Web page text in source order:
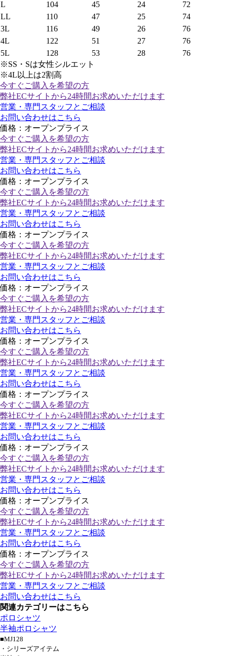
L
104 45 24
72
LL
110 47 25
74
3L
116 49 26
76
4L
122 51 27
76
5L
128 53 28
76
※SS・Sは女性シルエット
※4L以上は2割高
今すぐご購入 を希望の方
弊社ECサイトから24時間お求めいただけます
営業・専門スタッフとご相談
お問い合わせはこちら
価格：オープンプライス
今すぐご購入 を希望の方
弊社ECサイトから24時間お求めいただけます
営業・専門スタッフとご相談
お問い合わせはこちら
価格：オープンプライス
今すぐご購入 を希望の方
弊社ECサイトから24時間お求めいただけます
営業・専門スタッフとご相談
お問い合わせはこちら
価格：オープンプライス
今すぐご購入 を希望の方
弊社ECサイトから24時間お求めいただけます
営業・専門スタッフとご相談
お問い合わせはこちら
価格：オープンプライス
今すぐご購入 を希望の方
弊社ECサイトから24時間お求めいただけます
営業・専門スタッフとご相談
お問い合わせはこちら
価格：オープンプライス
今すぐご購入 を希望の方
弊社ECサイトから24時間お求めいただけます
営業・専門スタッフとご相談
お問い合わせはこちら
価格：オープンプライス
今すぐご購入 を希望の方
弊社ECサイトから24時間お求めいただけます
営業・専門スタッフとご相談
お問い合わせはこちら
価格：オープンプライス
今すぐご購入 を希望の方
弊社ECサイトから24時間お求めいただけます
営業・専門スタッフとご相談
お問い合わせはこちら
価格：オープンプライス
今すぐご購入 を希望の方
弊社ECサイトから24時間お求めいただけます
営業・専門スタッフとご相談
お問い合わせはこちら
価格：オープンプライス
今すぐご購入 を希望の方
弊社ECサイトから24時間お求めいただけます
営業・専門スタッフとご相談
お問い合わせはこちら
関連カテゴリーはこちら
ポロシャツ
半袖ポロシャツ
■MJ128
・シリーズアイテム